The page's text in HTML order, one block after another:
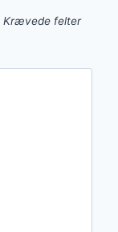
Krævede felter